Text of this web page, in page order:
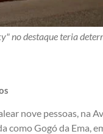
no destaque teria
nove pessoas, na
como Gogó da Ema,